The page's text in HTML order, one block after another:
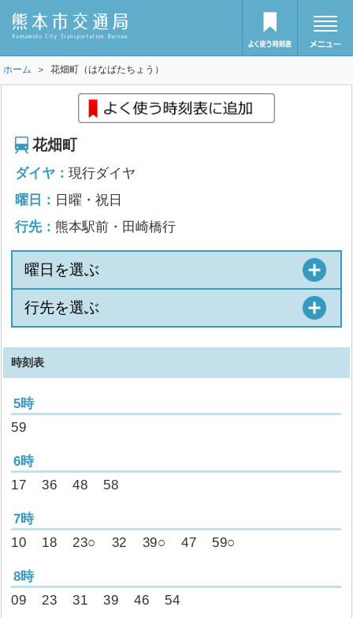
ホーム ＞ 花畑町（はなばたちょう）
花畑町
ダイヤ：現行ダイヤ
曜日： 日曜・祝日
行先： 熊本駅前・田崎橋行
曜日を選ぶ
行先を選ぶ
時刻表
5時
59
6時
17
36 48 58
7時
10
18 23○ 32 39○ 47 59○
8時
09
23 31 39 46 54